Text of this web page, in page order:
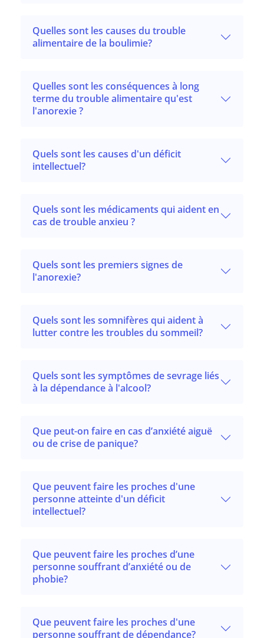
Quelles sont les causes du trouble
alimentaire de la boulimie?
Quelles sont les conséquences à long
terme du trouble alimentaire qu'est
l'anorexie ?
Quels sont les causes d'un déficit
intellectuel?
Quels sont les médicaments qui aident en
cas de trouble anxieu ?
Quels sont les premiers signes de
l'anorexie?
Quels sont les somnifères qui aident à
lutter contre les troubles du sommeil?
Quels sont les symptômes de sevrage liés
à la dépendance à l'alcool?
Que peut-on faire en cas d’anxiété aiguë
ou de crise de panique?
Que peuvent faire les proches d'une
personne atteinte d'un déficit
intellectuel?
Que peuvent faire les proches d’une
personne souffrant d’anxiété ou de
phobie?
Que peuvent faire les proches d'une
personne souffrant de dépendance?